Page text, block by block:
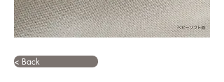
< Back